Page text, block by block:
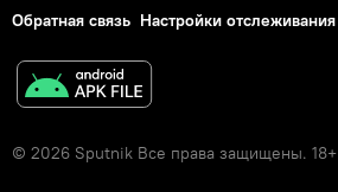
Обратная связь Настройки отслеживания
© 2026 Sputnik Все права защищены. 18+